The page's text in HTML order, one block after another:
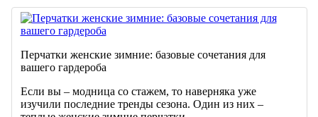
Перчатки женские зимние: базовые сочетания для
вашего гардероба
Если вы – модница со стажем, то наверняка уже
изучили последние тренды сезона. Один из них –